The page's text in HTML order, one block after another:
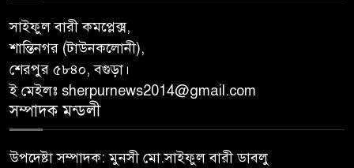
সাইফুল বারী কমপ্লেক্স,
শান্তিনগর (টাউনকলোনী),
শেরপুর ৫৮৪০, বগুড়া।
ই মেইলঃ sherpurnews2014@gmail.com
সম্পাদক মন্ডলী
উপদেষ্টা সম্পাদক: মুনসী মো.সাইফুল বারী ডাবলু